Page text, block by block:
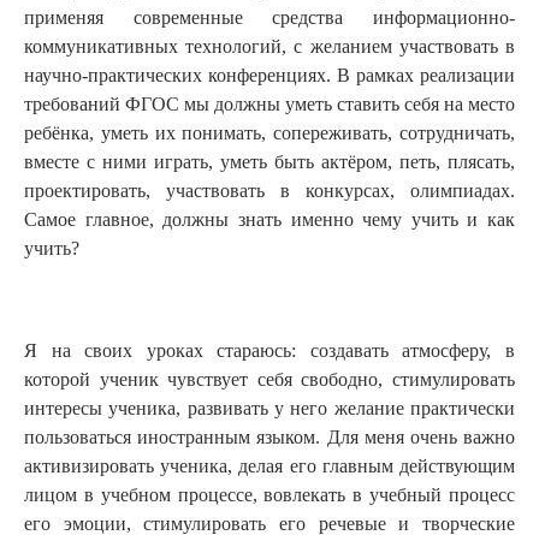
применяя современные средства информационно-
коммуникативных технологий, с желанием участвовать в
научно-практических конференциях. В рамках реализации
требований ФГОС мы должны уметь ставить себя на место
ребёнка, уметь их понимать, сопереживать, сотрудничать,
вместе с ними играть, уметь быть актёром, петь, плясать,
проектировать, участвовать в конкурсах, олимпиадах.
Самое главное, должны знать именно чему учить и как
учить?
Я на своих уроках стараюсь: создавать атмосферу, в
которой ученик чувствует себя свободно, стимулировать
интересы ученика, развивать у него желание практически
пользоваться иностранным языком. Для меня очень важно
активизировать ученика, делая его главным действующим
лицом в учебном процессе, вовлекать в учебный процесс
его эмоции, стимулировать его речевые и творческие